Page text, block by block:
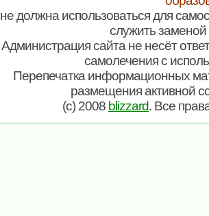
не должна использоваться для
служить заменой
Администрация сайта не несёт
самолечения с
Перепечатка информационных
размещения активной
(c) 2008 blizzard. Все